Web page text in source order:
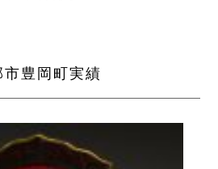
市豊岡町実績